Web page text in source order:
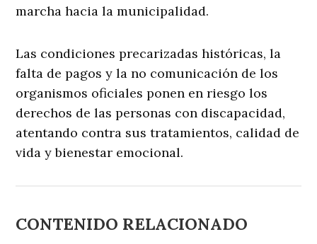
marcha hacia la municipalidad.
Las condiciones precarizadas históricas, la
falta de pagos y la no comunicación de los
organismos oficiales ponen en riesgo los
derechos de las personas con discapacidad,
atentando contra sus tratamientos, calidad de
vida y bienestar emocional.
CONTENIDO RELACIONADO